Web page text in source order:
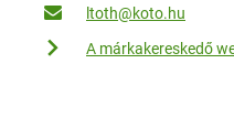
ltoth@koto.hu
A márkakereskedő